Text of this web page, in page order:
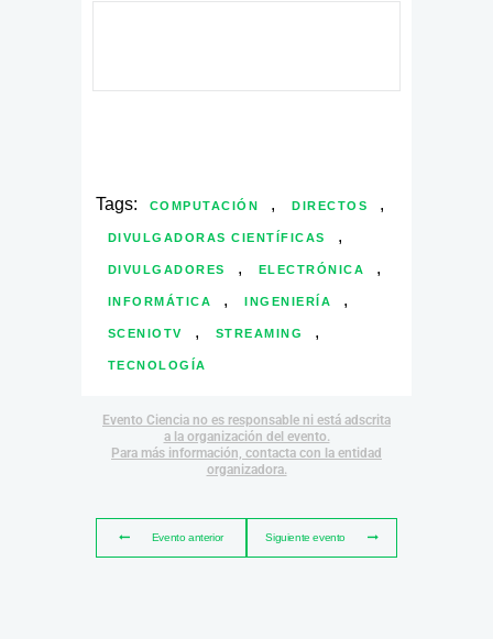
Tags: COMPUTACIÓN , DIRECTOS ,
DIVULGADORAS CIENTÍFICAS ,
DIVULGADORES , ELECTRÓNICA ,
INFORMÁTICA , INGENIERÍA ,
SCENIOTV , STREAMING ,
TECNOLOGÍA
Evento Ciencia no es responsable ni está adscrita
a la organización del evento.
Para más información, contacta con la entidad
organizadora.
Evento anterior Siguiente evento